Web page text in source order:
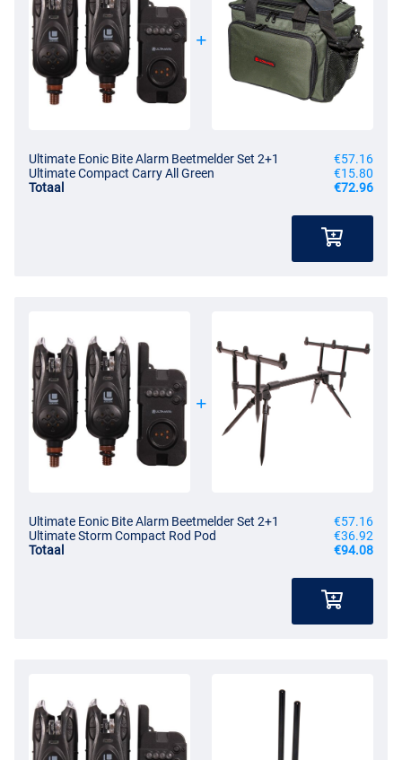
Ultimate Eonic Bite Alarm Beetmelder Set 2+1
€57.16
Ultimate Compact Carry All Green
€15.80
Totaal
€72.96
Ultimate Eonic Bite Alarm Beetmelder Set 2+1
€57.16
Ultimate Storm Compact Rod Pod
€36.92
Totaal
€94.08